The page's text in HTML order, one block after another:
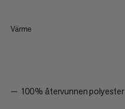
Värme
100% återvunnen polyester